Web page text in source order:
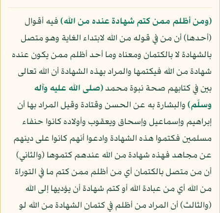
﴿ومن أظلم ممن كتم شهادة عنده من الله﴾فيه أقوال
(أحدها) أن من في قوله من الله لابتداء الغاية وهو متصل
بالشهادة لا بالكتمان ومعناه وما أحد أظلم ممن يكون عنده
شهادة من الله فيكتمها والمراد بهذه الشهادة أن الله تعالى
بين في كتابهم صحة نبوة محمد(صلى الله عليه وآله
وسلّم)والبشارة به عن الحسن وقتادة وقيل المراد بها أن
إبراهيم وإسماعيل وإسحاق ويعقوب وأولاده كانوا حنفاء
مسلمين فكتموا هذه الشهادة وادعوا أنهم كانوا على دينهم
عن مجاهد فهذه شهادة من الله عندهم كتموها (والثاني)
أن من متصل بالكتمان أي من أظلم ممن كتم ما في التوراة
من الله أي من عبادة الله أو كتم شهادة أن يؤديها إلى الله
(والثالث) أن المراد من أظلم في كتمان الشهادة من الله لو